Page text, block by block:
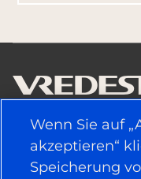
NÜTZLICHE LINKS
FAHRZEUGTYP
Wenn Sie auf
akzeptieren“
Speicherung